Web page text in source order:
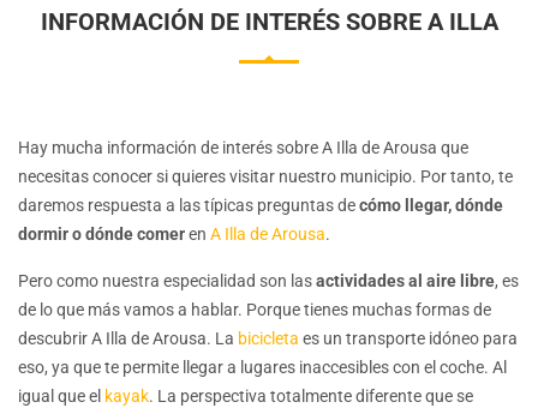
INFORMACIÓN DE INTERÉS SOBRE A ILLA
Hay mucha información de interés sobre A Illa de Arousa que
necesitas conocer si quieres visitar nuestro municipio. Por tanto, te
daremos respuesta a las típicas preguntas decómo llegar, dónde
dormir o dónde comeren A Illa de Arousa.
Pero como nuestra especialidad son lasactividades al aire libre, es
de lo que más vamos a hablar. Porque tienes muchas formas de
descubrir A Illa de Arousa. La bicicleta es un transporte idóneo para
eso, ya que te permite llegar a lugares inaccesibles con el coche. Al
igual que el kayak. La perspectiva totalmente diferente que se